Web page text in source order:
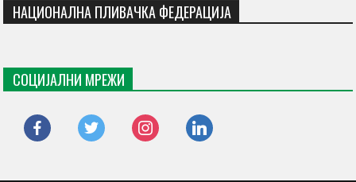
НАЦИОНАЛНА ПЛИВАЧКА ФЕДЕРАЦИЈА
СОЦИЈАЛНИ МРЕЖИ
facebook twitter instagram linkedin